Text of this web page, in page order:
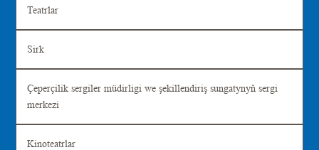
Teatrlar
Sirk
Çeperçilik sergiler müdirligi we şekillendiriş sungatynyň sergi
merkezi
Kinoteatrlar